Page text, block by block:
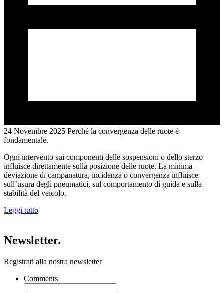
24 Novembre 2025 Perché la convergenza delle ruote è
fondamentale.
Ogni intervento sui componenti delle sospensioni o dello sterzo
influisce direttamente sulla posizione delle ruote. La minima
deviazione di campanatura, incidenza o convergenza influisce
sull’usura degli pneumatici, sul comportamento di guida e sulla
stabilità del veicolo.
Leggi tutto
Newsletter.
Registrati alla nostra newsletter
Comments